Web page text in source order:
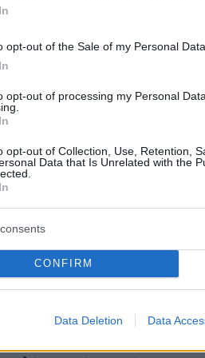
opt-out of the Sale of my Personal Data.
opt-out of processing my Personal
opt-out of Collection, Use, Retention,
Data that Is Unrelated with the
CONFIRM
Data Deletion Data
η καθημερινότητά μας
v-
προκειμένου να
οι μαθητές
από την ερχόμενη
στο να ληφθεί μία
την ερχόμενη
αλλά και η
στα φαρμακεία.